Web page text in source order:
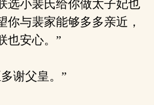
选小裴氏给你做太子妃也
你与裴家能够多多亲近，
也安心。”
谢父皇。”